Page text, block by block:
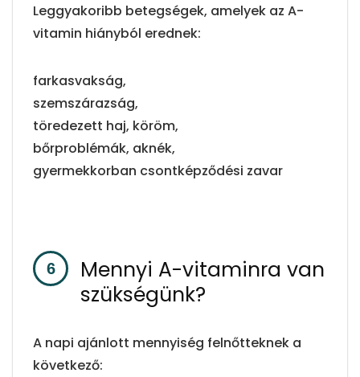
Leggyakoribb betegségek, amelyek az A-
vitamin hiányból erednek:
farkasvakság,
szemszárazság,
töredezett haj, köröm,
bőrproblémák, aknék,
gyermekkorban csontképződési zavar
Mennyi A-vitaminra van
szükségünk?
A napi ajánlott mennyiség felnőtteknek a
következő: